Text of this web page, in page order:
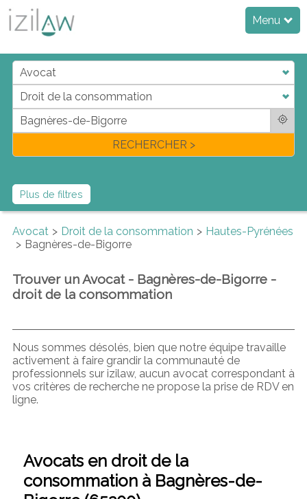
Menu
jdadi
fl
RECHERCHER >
Plus de filtres
Avocat Droit de la consommation
Hautes-Pyrénées
Bagnères-de-Bigorre
Trouver un Avocat - Bagnères-de-Bigorre -
droit de la consommation
Nous sommes désolés, bien que notre équipe travaille
activement à faire grandir la communauté de
professionnels sur izilaw, aucun avocat correspondant à
vos critères de recherche ne propose la prise de RDV en
ligne.
Avocats en droit de la
consommation à Bagnères-de-